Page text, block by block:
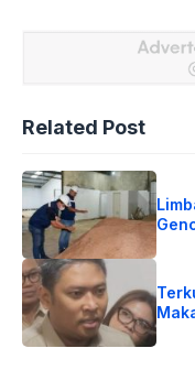
Related Post